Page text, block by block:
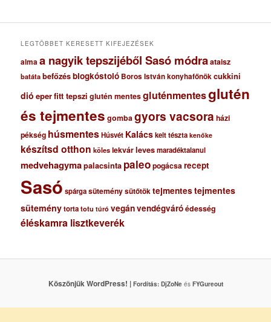
u
LEGTÖBBET KERESETT KIFEJEZÉSEK
almaa nagyik tepszijéből Sasó módraataisz
batáta befőzésblogkóstoló Boros István konyhafőnökcukkini
dió eperfitt tepszi glutén mentesgluténmentesglutén
és tejmentes gombagyors vacsora házi
pékség húsmentesHúsvét Kalácskelt tészta kenőke
készítsd otthon köles lekvárlevesmaradéktalanul
medvehagymapalacsinta paleopogácsarecept
Sasó spárgasüteménysütőtöktejmentestejmentes
süteménytorta totu túró vegánvendégváróédesség
éléskamra lisztkeverék
Köszönjük WordPress! | Fordítás: DjZoNeés FYGureout